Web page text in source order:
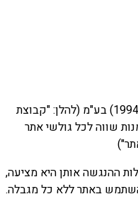
חברת אחים יששכר שירותים והובלות (1994) בע"מ (להלן: "קבוצת
שווה לכל גולשי אתר
ההנגשה אותן היא מציעה,
באתר ללא כל מגבלה.